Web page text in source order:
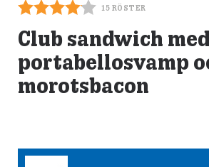
15 RÖSTER
Club sandwich med
portabellosvamp
morotsbacon